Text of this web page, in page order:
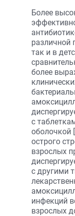
Более
различной
так и в
более
с
оболочкой
острого
взрослых
с другими
инфекций
взрослых